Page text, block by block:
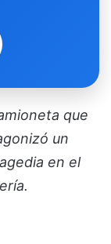
que
un
en el